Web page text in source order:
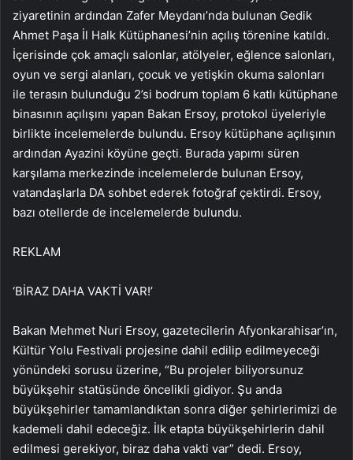
ziyaretinin ardından Zafer Meydanı’nda bulunan Gedik
Ahmet Paşa İl Halk Kütüphanesi’nin açılış törenine katıldı.
İçerisinde çok amaçlı salonlar, atölyeler, eğlence salonları,
oyun ve sergi alanları, çocuk ve yetişkin okuma salonları
ile terasın bulunduğu 2’si bodrum toplam 6 katlı kütüphane
binasının açılışını yapan Bakan Ersoy, protokol üyeleriyle
birlikte incelemelerde bulundu. Ersoy kütüphane açılışının
ardından Ayazini köyüne geçti. Burada yapımı süren
karşılama merkezinde incelemelerde bulunan Ersoy,
vatandaşlarla DA sohbet ederek fotoğraf çektirdi. Ersoy,
bazı otellerde de incelemelerde bulundu.
REKLAM
‘BİRAZ DAHA VAKTİ VAR!’
Bakan Mehmet Nuri Ersoy, gazetecilerin Afyonkarahisar’ın,
Kültür Yolu Festivali projesine dahil edilip edilmeyeceği
yönündeki sorusu üzerine, “Bu projeler biliyorsunuz
büyükşehir statüsünde öncelikli gidiyor. Şu anda
büyükşehirler tamamlandıktan sonra diğer şehirlerimizi de
kademeli dahil edeceğiz. İlk etapta büyükşehirlerin dahil
edilmesi gerekiyor, biraz daha vakti var” dedi. Ersoy,